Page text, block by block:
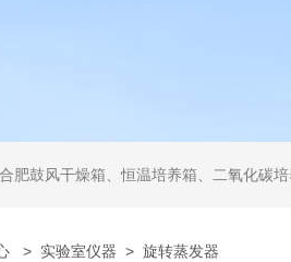
干燥箱、恒温培养箱、二氧化碳培养箱、恒温摇床、合
> 实验室仪器 > 旋转蒸发器